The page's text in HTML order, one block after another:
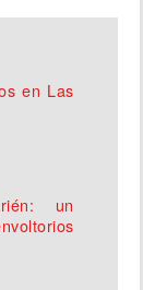
en Las
un